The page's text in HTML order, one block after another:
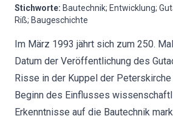
Stichworte: Bautechnik; Entwicklung;
Riß; Baugeschichte
Im März 1993 jährt sich zum 250.
Datum der Veröffentlichung des
Risse in der Kuppel der Peterskirche
Beginn des Einflusses
Erkenntnisse auf die Bautechnik